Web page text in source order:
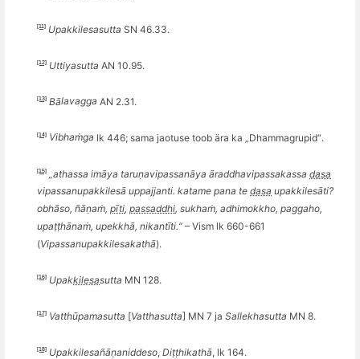
[11] Upakkilesasutta SN 46.33.
[12] Uttiyasutta AN 10.95.
[13] Bālavagga AN 2.31.
[14] Vibhaṁga lk 446; sama jaotuse toob ära ka „Dhammagrupid“.
[15] „athassa imāya taruṇavipassanāya āraddhavipassakassa dasa
vipassanupakkilesā uppajjanti. katame pana te dasa upakkilesāti?
obhāso, ñāṇaṁ, pīti, passaddhi, sukhaṁ, adhimokkho, paggaho,
upaṭṭhānaṁ, upekkhā, nikantīti.“ – Vism lk 660-661
(Vipassanupakkilesakathā).
[16] Upak­kilesa­sutta MN 128.
[17] Vatthūpamasutta [Vatthasutta] MN 7 ja Sallekhasutta MN 8.
[18] Upakkilesañāṇaniddeso, Diṭṭhikathā, lk 164.